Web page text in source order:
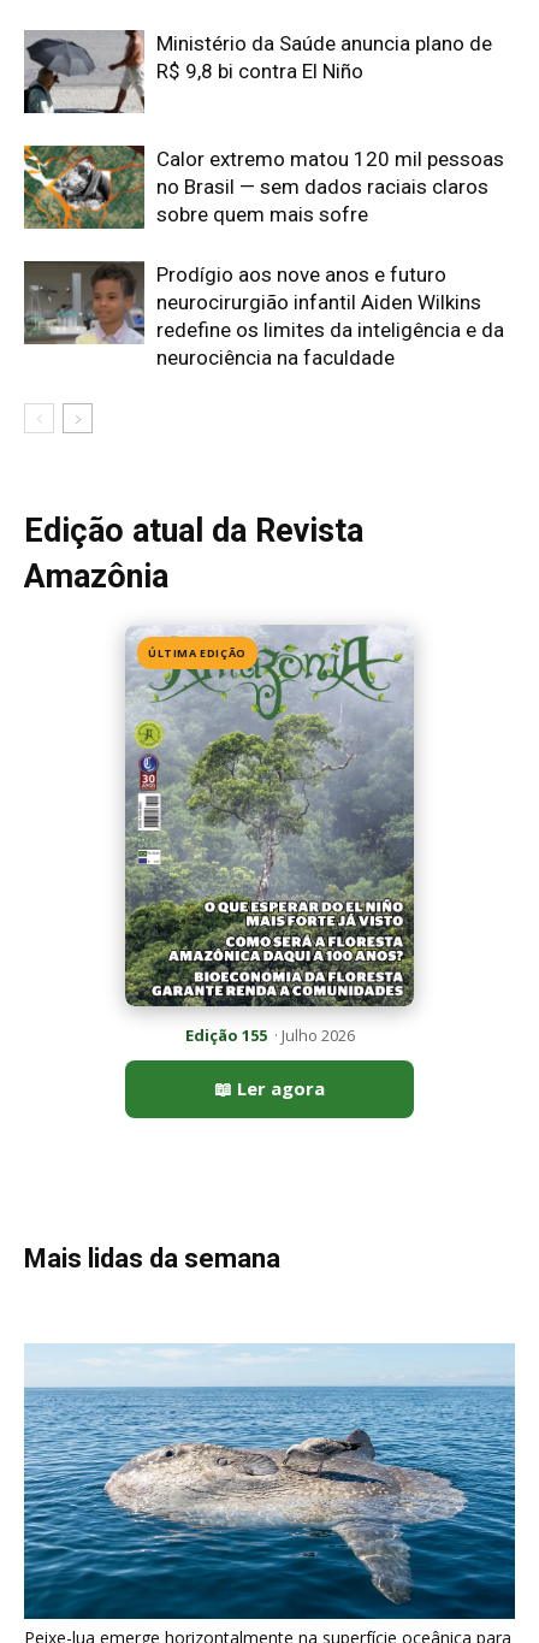
Edição atual da Revista
Amazônia
Edição 155· Julho 2026
📖 Ler agora
Mais lidas da semana
Peixe-lua emerge horizontalmente na superfície oceânica para
permitir que aves marinhas removam ectoparasitas
Seriema utiliza pernas longas e arremessa serpentes contra